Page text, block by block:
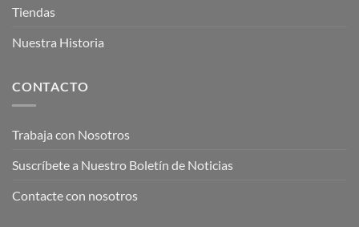
Tiendas
Nuestra Historia
CONTACTO
Trabaja con Nosotros
Suscríbete a Nuestro Boletín de Noticias
Contacte con nosotros